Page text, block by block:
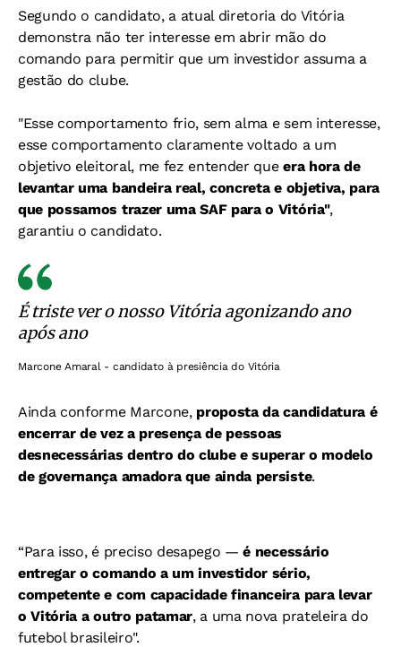
Segundo o candidato, a atual diretoria do Vitória
demonstra não ter interesse em abrir mão do
comando para permitir que um investidor assuma a
gestão do clube.
"Esse comportamento frio, sem alma e sem interesse,
esse comportamento claramente voltado a um
objetivo eleitoral, me fez entender queera hora de
levantar uma bandeira real, concreta e objetiva, para
que possamos trazer uma SAF para o Vitória",
garantiu o candidato.
É triste ver o nosso Vitória agonizando ano
após ano
Marcone Amaral - candidato à presiência do Vitória
Ainda conforme Marcone,proposta da candidatura é
encerrar de vez a presença de pessoas
desnecessárias dentro do clube e superar o modelo
de governança amadora que ainda persiste.
“Para isso, é preciso desapego —é necessário
entregar o comando a um investidor sério,
competente e com capacidade financeira para levar
o Vitória a outro patamar, a uma nova prateleira do
futebol brasileiro".